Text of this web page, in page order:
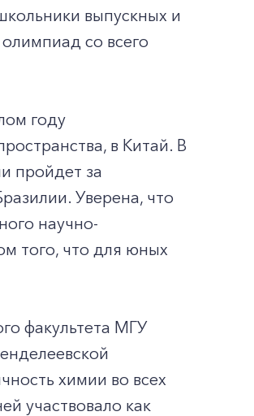
выпускных и
со всего
году
в Китай. В
пройдет за
Уверена, что
научно-
того, что для юных
факультета МГУ
химии во всех
участвовало как